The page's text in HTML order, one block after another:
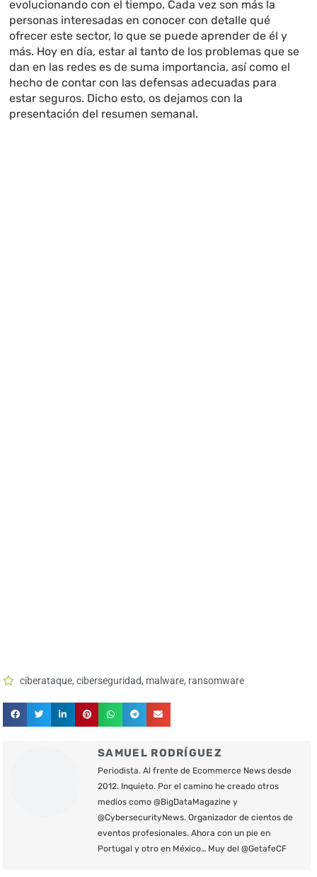
evolucionando con el tiempo. Cada vez son más la
personas interesadas en conocer con detalle qué
ofrecer este sector, lo que se puede aprender de él y
más. Hoy en día, estar al tanto de los problemas que se
dan en las redes es de suma importancia, así como el
hecho de contar con las defensas adecuadas para
estar seguros. Dicho esto, os dejamos con la
presentación del resumen semanal.
ciberataque,ciberseguridad, malware, ransomware
SAMUEL RODRÍGUEZ
Periodista. Al frente de Ecommerce News desde
2012. Inquieto. Por el camino he creado otros
medios como @BigDataMagazine y
@CybersecurityNews. Organizador de cientos de
eventos profesionales. Ahora con un pie en
Portugal y otro en México… Muy del @GetafeCF